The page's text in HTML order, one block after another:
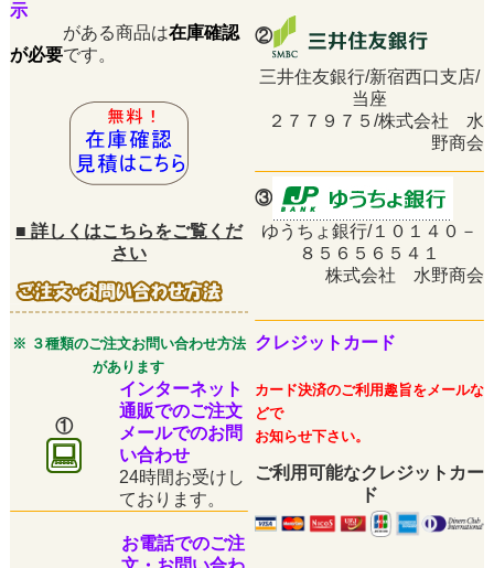
示
がある商品は在庫確認
が必要です。
②
三井住友銀行/新宿西口支店/
当座
２７７９７５/株式会社 水
野商会
③
■ 詳しくはこちらをご覧くだ
さい
ゆうちょ銀行/１０１４０－
８５６５６５４１
株式会社 水野商会
※ ３種類のご注文お問い合わせ方法
があります
クレジットカード
①
インターネット
通販でのご注文
メールでのお問
い合わせ
24時間お受けし
ております。
カード決済のご利用趣旨をメールな
どで
お知らせ下さい。
ご利用可能なクレジットカー
ド
お電話でのご注